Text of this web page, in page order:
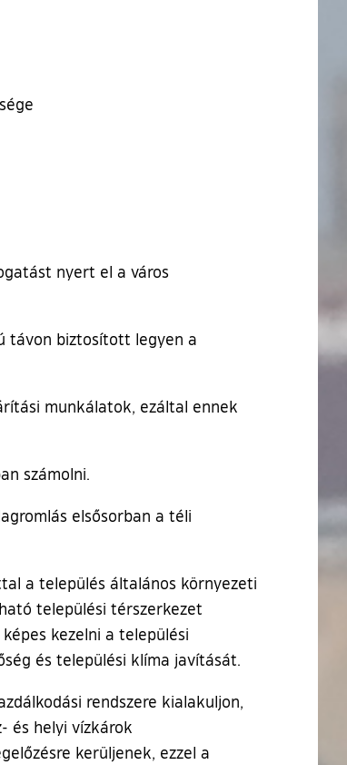
nyert el a város
távon biztosított legyen a
munkálatok, ezáltal ennek
számolni.
elsősorban a téli
a település általános környezeti
települési térszerkezet
kezelni a települési
és települési klíma javítását.
rendszere kialakuljon,
és helyi vízkárok
kerüljenek, ezzel a